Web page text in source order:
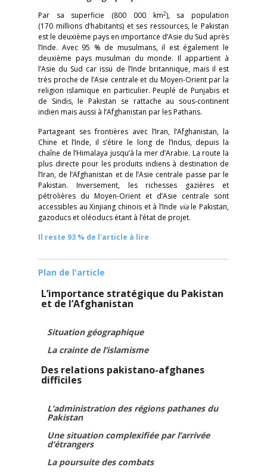
Par sa superficie (800 000 km2), sa population
(170 millions d’habitants) et ses ressources, le Pakistan
est le deuxième pays en importance d’Asie du Sud après
l’Inde. Avec 95 % de musulmans, il est également le
deuxième pays musulman du monde. Il appartient à
l’Asie du Sud car issu de l’Inde britannique, mais il est
très proche de l’Asie centrale et du Moyen-Orient par la
religion islamique en particulier. Peuplé de Punjabis et
de Sindis, le Pakistan se rattache au sous-continent
indien mais aussi à l’Afghanistan par les Pathans.
Partageant ses frontières avec l’Iran, l’Afghanistan, la
Chine et l’Inde, il s’étire le long de l’Indus, depuis la
chaîne de l’Himalaya jusqu’à la mer d’Arabie. La route la
plus directe pour les produits indiens à destination de
l’Iran, de l’Afghanistan et de l’Asie centrale passe par le
Pakistan. Inversement, les richesses gazières et
pétrolières du Moyen-Orient et d’Asie centrale sont
accessibles au Xinjiang chinois et à l’Inde viale Pakistan,
gazoducs et oléoducs étant à l’état de projet.
Il reste 93 % de l'article à lire
Plan de l'article
L’importance stratégique du Pakistan
et de l’Afghanistan
Situation géographique
La crainte de l’islamisme
Des relations pakistano-afghanes
difficiles
L’administration des régions pathanes du
Pakistan
Une situation complexifiée par l’arrivée
d’étrangers
La poursuite des combats